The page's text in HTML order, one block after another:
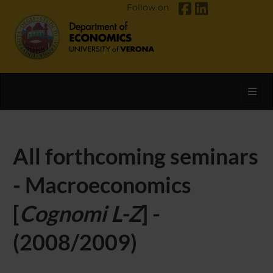
Follow on
All forthcoming seminars
- Macroeconomics
[Cognomi L-Z] -
(2008/2009)